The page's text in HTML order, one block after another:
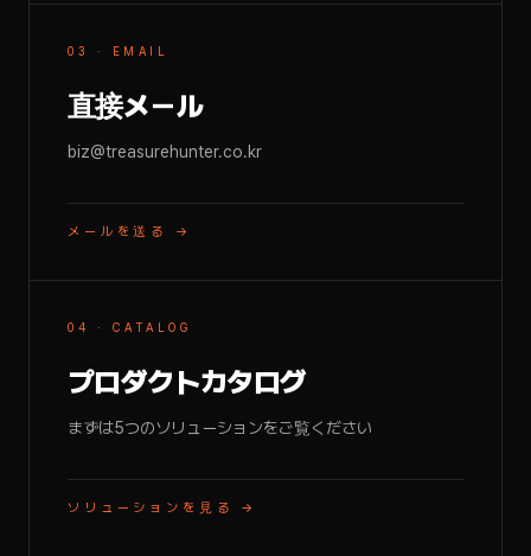
03 · EMAIL
直接メール
biz@treasurehunter.co.kr
メールを送る →
04 · CATALOG
プロダクトカタログ
まずは5つのソリューションをご覧ください
ソリューションを見る →